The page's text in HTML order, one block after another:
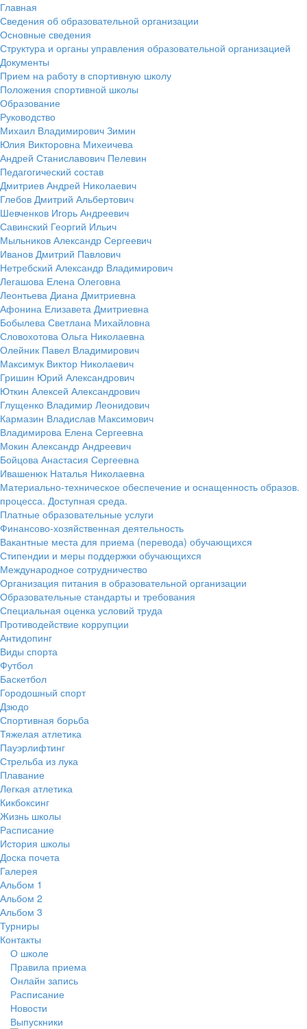
Главная
Сведения об образовательной организации
Основные сведения
Структура и органы управления образовательной организацией
Документы
Прием на работу в спортивную школу
Положения спортивной школы
Образование
Руководство
Михаил Владимирович Зимин
Юлия Викторовна Михеичева
Андрей Станиславович Пелевин
Педагогический состав
Дмитриев Андрей Николаевич
Глебов Дмитрий Альбертович
Шевченков Игорь Андреевич
Савинский Георгий Ильич
Мыльников Александр Сергеевич
Иванов Дмитрий Павлович
Нетребский Александр Владимирович
Легашова Елена Олеговна
Леонтьева Диана Дмитриевна
Афонина Елизавета Дмитриевна
Бобылева Светлана Михайловна
Словохотова Ольга Николаевна
Олейник Павел Владимирович
Максимук Виктор Николаевич
Гришин Юрий Александрович
Юткин Алексей Александрович
Глущенко Владимир Леонидович
Кармазин Владислав Максимович
Владимирова Елена Сергеевна
Мокин Александр Андреевич
Бойцова Анастасия Сергеевна
Ивашенюк Наталья Николаевна
Материально-техническое обеспечение и оснащенность образов.
процесса. Доступная среда.
Платные образовательные услуги
Финансово-хозяйственная деятельность
Вакантные места для приема (перевода) обучающихся
Стипендии и меры поддержки обучающихся
Международное сотрудничество
Организация питания в образовательной организации
Образовательные стандарты и требования
Специальная оценка условий труда
Противодействие коррупции
Антидопинг
Виды спорта
Футбол
Баскетбол
Городошный спорт
Дзюдо
Спортивная борьба
Тяжелая атлетика
Пауэрлифтинг
Стрельба из лука
Плавание
Легкая атлетика
Кикбоксинг
Жизнь школы
Расписание
История школы
Доска почета
Галерея
Альбом 1
Альбом 2
Альбом 3
Турниры
Контакты
О школе
Правила приема
Онлайн запись
Расписание
Новости
Выпускники